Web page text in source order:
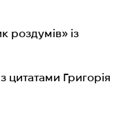
роздумів» із
цитатами Григорія